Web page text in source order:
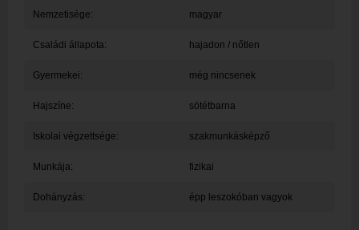
Nemzetisége: magyar
Családi állapota: hajadon / nőtlen
Gyermekei: még nincsenek
Hajszíne: sötétbarna
Iskolai végzettsége: szakmunkásképző
Munkája: fizikai
Dohányzás: épp leszokóban vagyok